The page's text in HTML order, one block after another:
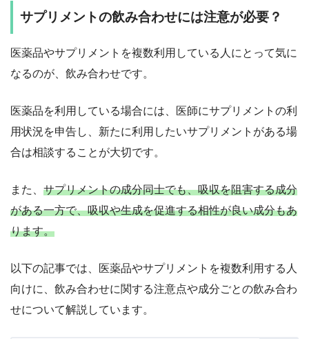
サプリメントの飲み合わせには注意が必要？
医薬品やサプリメントを複数利用している人にとって気に
なるのが、飲み合わせです。
医薬品を利用している場合には、医師にサプリメントの利
用状況を申告し、新たに利用したいサプリメントがある場
合は相談することが大切です。
また、 サプリメントの成分同士でも、吸収を阻害する成分
がある一方で、吸収や生成を促進する相性が良い成分もあ
ります。
以下の記事では、医薬品やサプリメントを複数利用する人
向けに、飲み合わせに関する注意点や成分ごとの飲み合わ
せについて解説しています。